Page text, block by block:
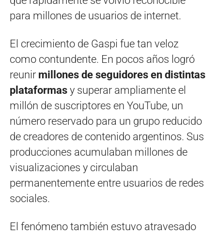
para millones de usuarios de internet.
El crecimiento de Gaspi fue tan veloz
como contundente. En pocos años logró
reunir millones de seguidores en distintas
plataformas y superar ampliamente el
millón de suscriptores en YouTube, un
número reservado para un grupo reducido
de creadores de contenido argentinos. Sus
producciones acumulaban millones de
visualizaciones y circulaban
permanentemente entre usuarios de redes
sociales.
El fenómeno también estuvo atravesado